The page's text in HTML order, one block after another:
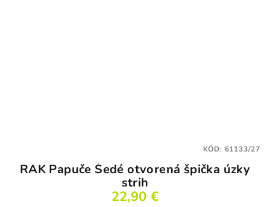
RAK Papuče Šedé otvorená špička úzky
strih
22,90 €
KÓD: 61133/27